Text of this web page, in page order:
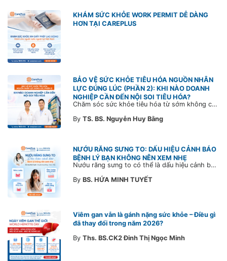
KHÁM SỨC KHỎE WORK PERMIT DỄ DÀNG
HƠN TẠI CAREPLUS
BẢO VỆ SỨC KHỎE TIÊU HÓA NGUỒN NHÂN
LỰC ĐÚNG LÚC (PHẦN 2): KHI NÀO DOANH
NGHIỆP CẦN ĐẾN NỘI SOI TIÊU HÓA?
Chăm sóc sức khỏe tiêu hóa từ sớm không chỉ giúp phát hiện bệnh kịp thời mà còn góp phần xây dựng đội ngũ khỏe mạnh, ổn định và gắn bó lâu dài. CarePlus sẵn sàng đồng hành cùng doanh nghiệp trong việc thiết kế chương trình chăm sóc sức khỏe phù hợp theo từng nhân sự, nhằm tối ưu hiệu quả đầu tư phúc lợi và phát triển nguồn nhân lực bền vững.
By TS. BS. Nguyễn Huy Bằng
NƯỚU RĂNG SƯNG TO: DẤU HIỆU CẢNH BÁO
BỆNH LÝ BẠN KHÔNG NÊN XEM NHẸ
Nướu răng sưng to có thể là dấu hiệu cảnh báo bệnh lý răng miệng. Cùng Bác sĩ CarePlus tìm hiểu nguyên nhân, triệu chứng và thời điểm cần đi khám bác sĩ trong bài viết dưới đây.
By BS. HỨA MINH TUYẾT
Viêm gan vẫn là gánh nặng sức khỏe – Điều gì
đã thay đổi trong năm 2026?
By Ths. BS.CK2 Đinh Thị Ngọc Minh